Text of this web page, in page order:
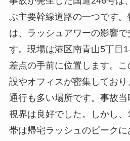
ぶ主要幹線道路の一つです
は、ラッシュアワーの影響
す。現場は港区南青山5丁目
差点の手前に位置します。
設やオフィスが密集してお
通行も多い場所です。事故当
視界は良好でした。しかし
帯は帰宅ラッシュのピーク